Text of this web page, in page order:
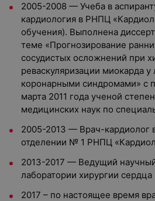
2005-2008 — Учеба в
кардиология в РНПЦ
обучения). Выполнена
теме «Прогнозирование
сосудистых осложнений при
реваскуляризации миокарда
коронарными синдромами» с
марта 2011 года ученой
медицинских наук по
2005-2013 — Врач-кардиолог
отделении № 1 РНПЦ
2013-2017 — Ведущий
лаборатории хирургии
2017 – по настоящее время